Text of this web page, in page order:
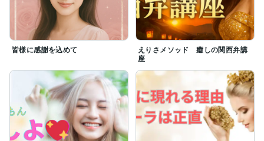
皆様に感謝を込めて
えりさメソッド 癒しの関西弁講
座